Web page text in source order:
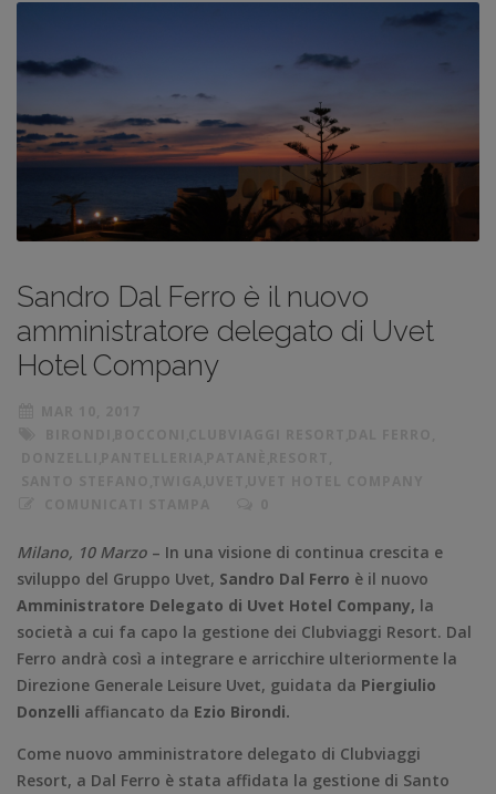
Sandro Dal Ferro è il nuovo
amministratore delegato di Uvet
Hotel Company
Milano, 10 Marzo – In una visione di continua crescita e
sviluppo del Gruppo Uvet, Sandro Dal Ferro è il nuovo
Amministratore Delegato di Uvet Hotel Company, la
società a cui fa capo la gestione dei Clubviaggi Resort. Dal
Ferro andrà così a integrare e arricchire ulteriormente la
Direzione Generale Leisure Uvet, guidata da Piergiulio
Donzelli affiancato da Ezio Birondi.
Come nuovo amministratore delegato di Clubviaggi
Resort, a Dal Ferro è stata affidata la gestione di Santo